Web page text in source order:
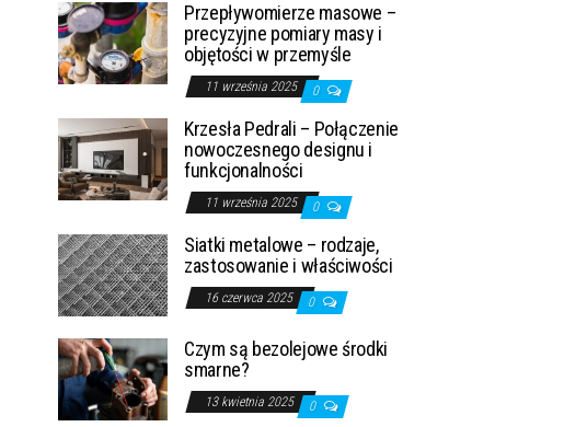
Przepływomierze masowe –
precyzyjne pomiary masy i
objętości w przemyśle
11 września 2025 0
Krzesła Pedrali – Połączenie
nowoczesnego designu i
funkcjonalności
11 września 2025 0
Siatki metalowe – rodzaje,
zastosowanie i właściwości
16 czerwca 2025 0
Czym są bezolejowe środki
smarne?
13 kwietnia 2025 0